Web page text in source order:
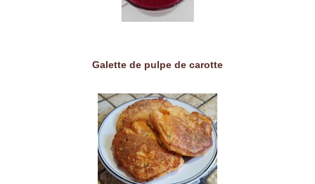
Galette de pulpe de carotte